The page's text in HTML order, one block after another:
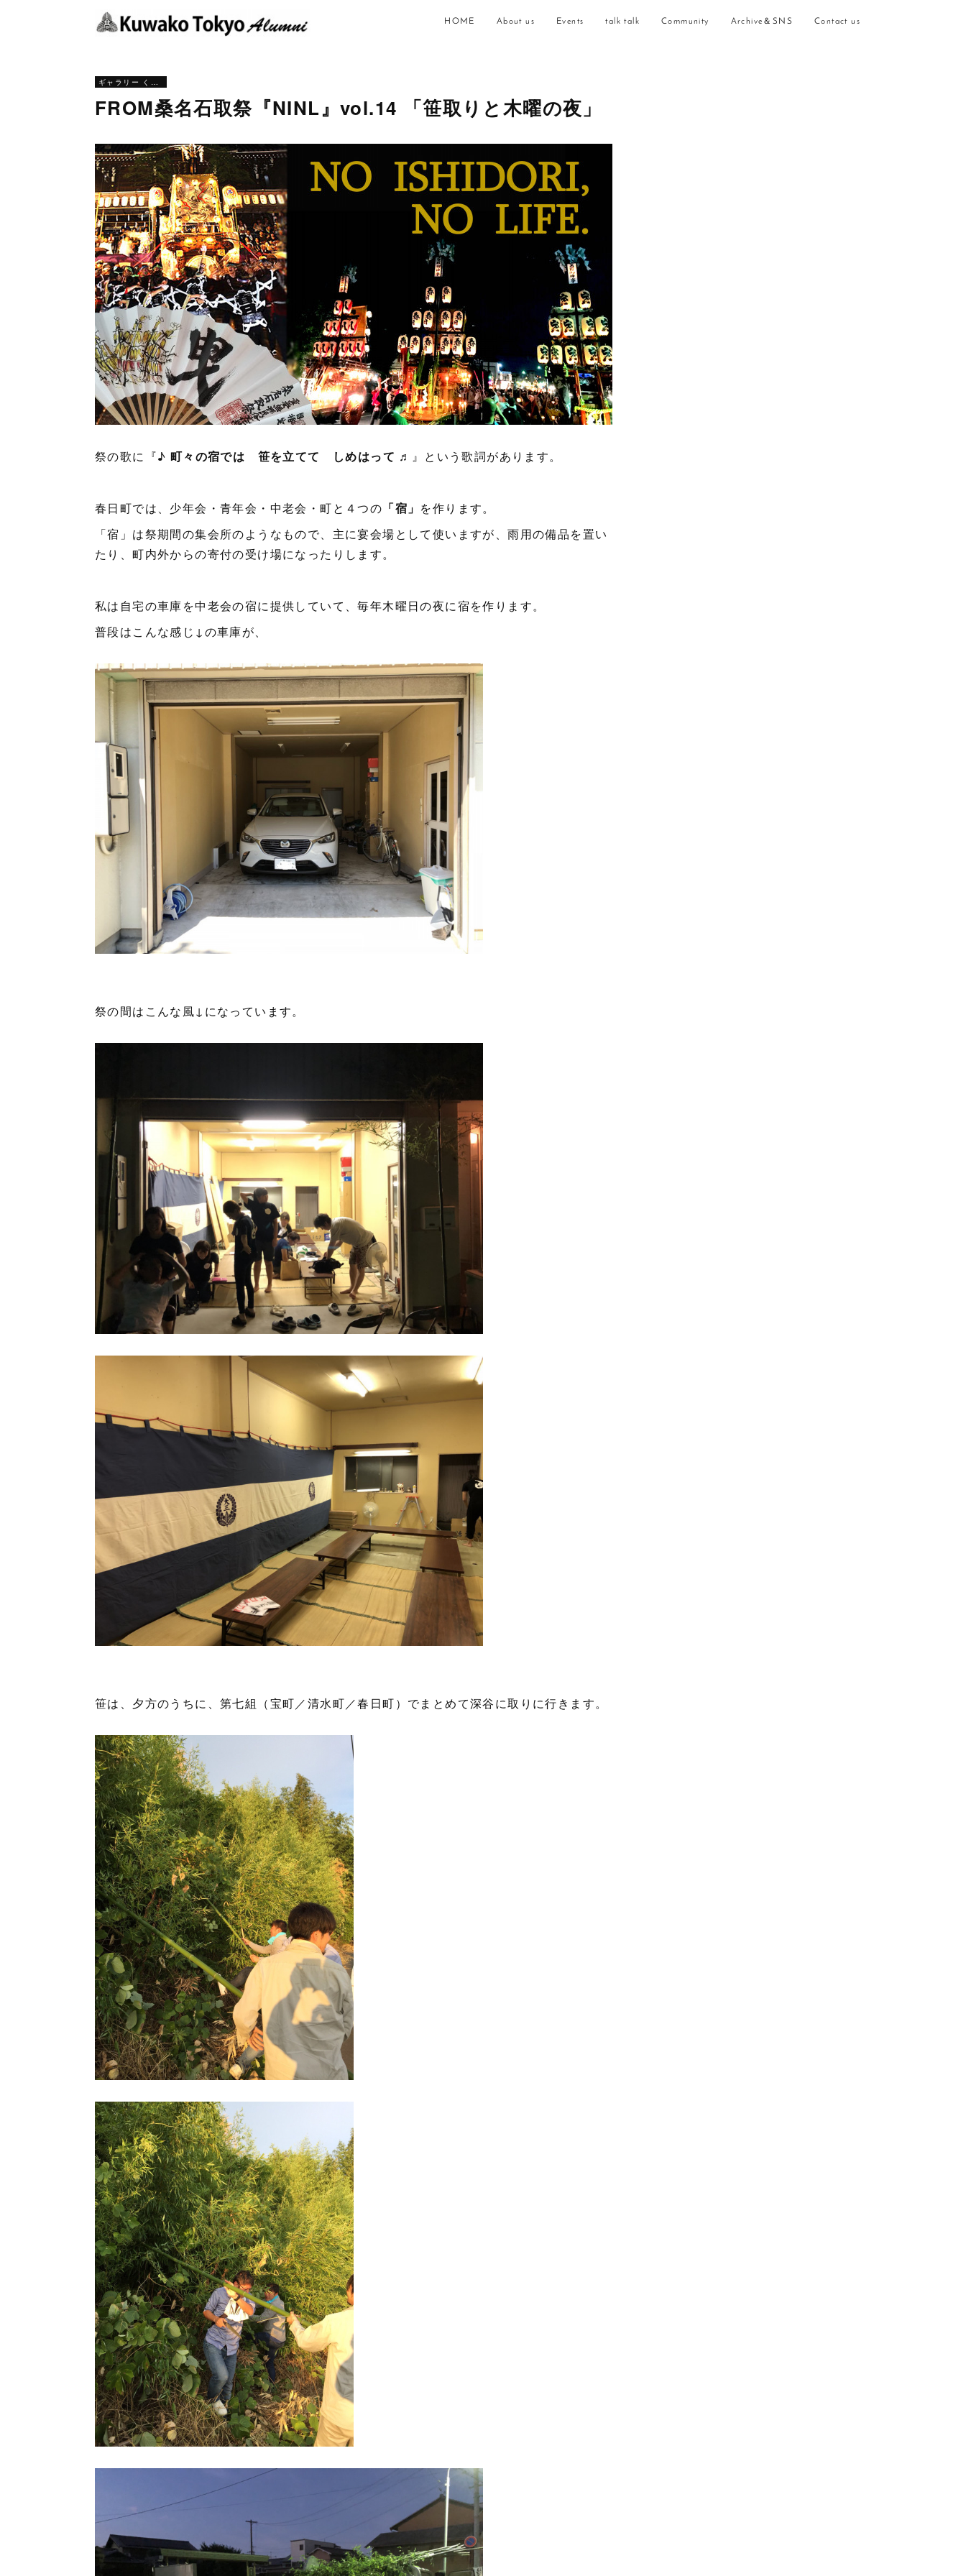
HOME About us Events talk talk Community Archive＆SNS Contact us
ギャラリー くわとう
FROM桑名石取祭『NINL』vol.14 「笹取りと木曜の夜」
祭の歌に『♪ 町々の宿では 笹を立てて しめはって ♬』という歌詞があります。
春日町では、少年会・青年会・中老会・町と４つの 「宿」 を作ります。
「宿」は祭期間の集会所のようなもので、主に宴会場として使いますが、雨用の備品を置い
たり、町内外からの寄付の受け場になったりします。
私は自宅の車庫を中老会の宿に提供していて、毎年木曜日の夜に宿を作ります。
普段はこんな感じ↓の車庫が、
祭の間はこんな風↓になっています。
笹は、夕方のうちに、第七組（宝町／清水町／春日町）でまとめて深谷に取りに行きます。